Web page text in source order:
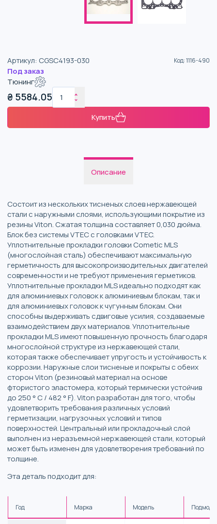
Артикул: CGSC4193-030 Код:1116-490
Под заказ
Тюнинг
₴ 5584.05
Купить
Описание
Состоит из нескольких тисненых слоев нержавеющей
стали с наружными слоями, использующими покрытие из
резины Viton. Сжатая толщина составляет 0,030 дюйма.
Блок без системы VTEC с головками VTEC.
Уплотнительные прокладки головки Cometic MLS
(многослойная сталь) обеспечивают максимальную
герметичность для высокопроизводительных двигателей
современности и не требуют применения герметиков.
Уплотнительные прокладки MLS идеально подходят как
для алюминиевых головок к алюминиевым блокам, так и
для алюминиевых головок к чугунным блокам. Они
способны выдерживать сдвиговые усилия, создаваемые
взаимодействием двух материалов. Уплотнительные
прокладки MLS имеют повышенную прочность благодаря
многослойной структуре из нержавеющей стали,
которая также обеспечивает упругость и устойчивость к
коррозии. Наружные слои тисненые и покрыты с обеих
сторон Viton (резиновый материал на основе
фтористого эластомера, который термически устойчив
до 250 ° C / 482 ° F). Viton разработан для того, чтобы
удовлетворить требования различных условий
герметизации, нагрузочных условий и типов
поверхностей. Центральный или прокладочный слой
выполнен из неразъемной нержавеющей стали, который
может быть изменен для удовлетворения требований по
толщине.
Эта деталь подходит для:
Год Марка Модель